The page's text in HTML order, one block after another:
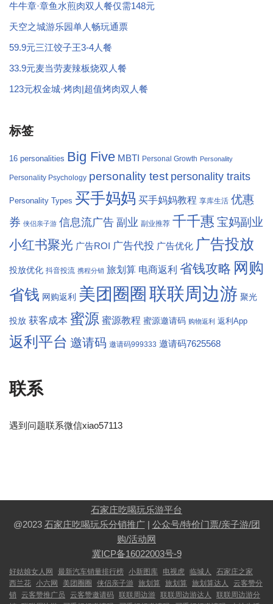
牛牛章·章鱼水煎肉双人餐仅需148元
天空之城游乐园单人畅玩通票
59.9元三江饺子王3-4人餐
33.9元麦当劳麦辣板烧双人餐
123元权金城·烤肉|超值烤肉双人餐
标签
16 personalities Big Five MBTI Personal Growth Personality
Personality Psychology personality test personality traits
Personality Types 买手妈妈 买手妈妈教程 享库生活 优惠
券 侠侣亲子游 信息流广告 副业 副业推荐 千千惠 宝妈副业
小红书聚光 广告ROI 广告代投 广告优化 广告投放
投放优化 抖音投流 携程分销 旅划算 电商返利 省钱攻略 网购
省钱 网购返利 美团圈圈 联联周边游 聚光
投放 获客成本 蜜源 蜜源教程 蜜源邀请码 购物返利 返利App
返利平台 邀请码 邀请码999333 邀请码7625568
联系
遇到问题联系微信xiao57113
石家庄吃喝玩乐游平台
@2023 石家庄吃喝玩乐分销推广| 公众号/特价门票/亲子游/团
购/活动网
冀ICP备16022003号-9
好姑娘女人网 最新汽车销量排行榜 小新图库 电视虎 临城人
石家庄之家
西兰花 小六网 美团圈圈 侠侣亲子游 旅划算 旅划算 旅划算达人
云客赞分
销
云客赞推广员 云客赞邀请码 联联周边游 联联周边游达人
联联周边游分